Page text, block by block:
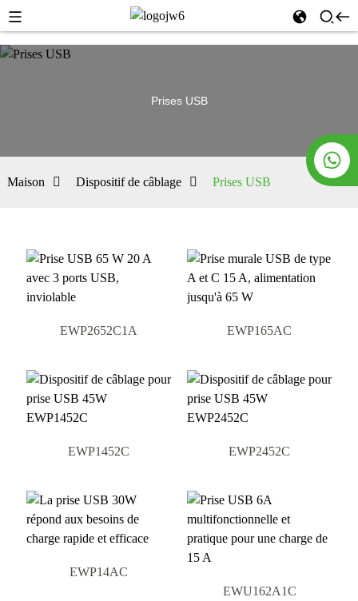
Prises USB
Maison Dispositif de câblage Prises USB
EWP2652C1A EWP165AC
EWP1452C EWP2452C
EWP14AC
EWU162A1C